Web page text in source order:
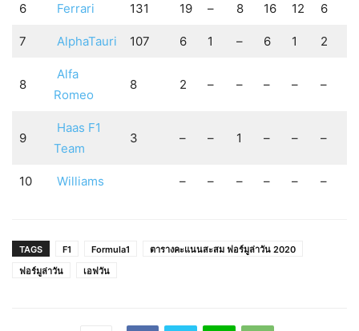
6 Ferrari 131 19 – 8 16 12 6
7 AlphaTauri 107 6 1 – 6 1 2
8
Alfa
Romeo
8 2 – – – – –
9
Haas F1
Team
3 – – 1 – – –
10 Williams – – – – – –
TAGS F1 Formula1
ตารางคะแนนสะสม ฟอร์มูล่าวัน 2020
ฟอร์มูล่าวัน
เอฟวัน